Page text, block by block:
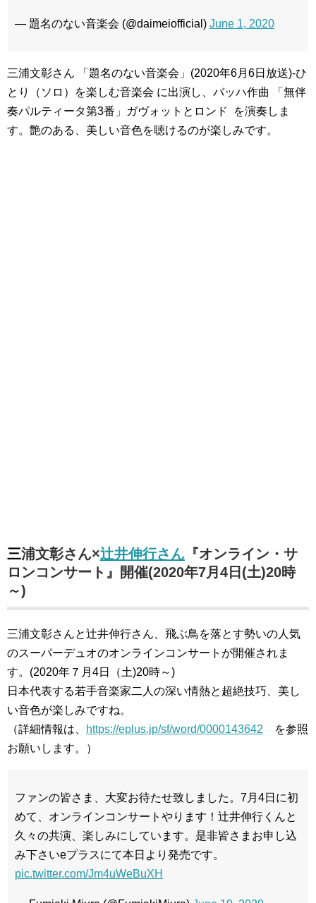
— 題名のない音楽会 (@daimeiofficial) June 1, 2020
三浦文彰さん 「題名のない音楽会」(2020年6月6日放送)-ひ
とり（ソロ）を楽しむ音楽会 に出演し、バッハ作曲 「無伴
奏パルティータ第3番」ガヴォットとロンド を演奏しま
す。艶のある、美しい音色を聴けるのが楽しみです。
三浦文彰さん×辻井伸行さん 『オンライン・サ
ロンコンサート』開催(2020年7月4日(土)20時
～)
三浦文彰さんと辻井伸行さん、飛ぶ鳥を落とす勢いの人気
のスーパーデュオのオンラインコンサートが開催されま
す。(2020年７月4日（土)20時～)
日本代表する若手音楽家二人の深い情熱と超絶技巧、美し
い音色が楽しみですね。
（詳細情報は、
https://eplus.jp/sf/word/0000143642 を参照
お願いします。）
ファンの皆さま、大変お待たせ致しました。7月4日に初
めて、オンラインコンサートやります！辻井伸行くんと
久々の共演、楽しみにしています。是非皆さまお申し込
み下さいeプラスにて本日より発売です。
pic.twitter.com/Jm4uWeBuXH